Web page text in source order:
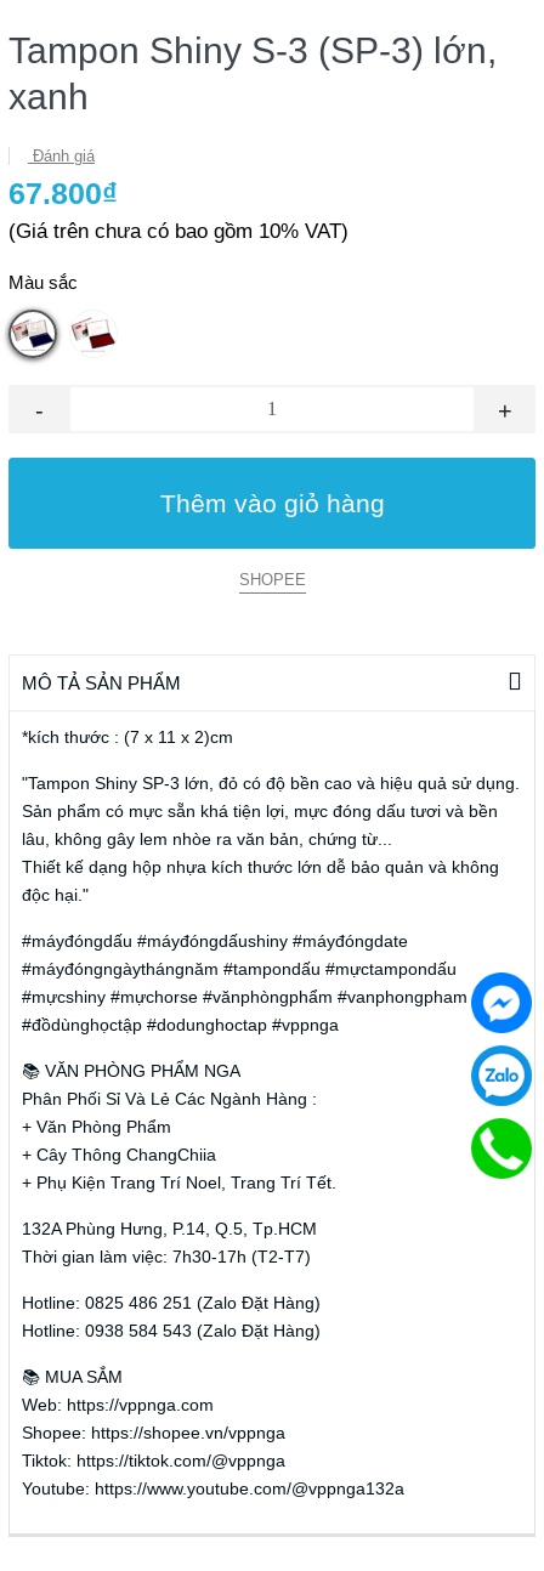
Tampon Shiny S-3 (SP-3) lớn,
xanh
Đánh giá
67.800₫
(Giá trên chưa có bao gồm 10% VAT)
Màu sắc
- +
Thêm vào giỏ hàng
SHOPEE
MÔ TẢ SẢN PHẨM
*kích thước : (7 x 11 x 2)cm
"Tampon Shiny SP-3 lớn, đỏ có độ bền cao và hiệu quả sử dụng.
Sản phẩm có mực sẵn khá tiện lợi, mực đóng dấu tươi và bền
lâu, không gây lem nhòe ra văn bản, chứng từ...
Thiết kế dạng hộp nhựa kích thước lớn dễ bảo quản và không
độc hại."
#máyđóngdấu #máyđóngdấushiny #máyđóngdate
#máyđóngngàythángnăm #tampondấu #mựctampondấu
#mựcshiny #mựchorse #vănphòngphẩm #vanphongpham
#đồdùnghọctập #dodunghoctap #vppnga
📚 VĂN PHÒNG PHẨM NGA
Phân Phối Sỉ Và Lẻ Các Ngành Hàng :
+ Văn Phòng Phẩm
+ Cây Thông ChangChiia
+ Phụ Kiện Trang Trí Noel, Trang Trí Tết.
132A Phùng Hưng, P.14, Q.5, Tp.HCM
Thời gian làm việc: 7h30-17h (T2-T7)
Hotline: 0825 486 251 (Zalo Đặt Hàng)
Hotline: 0938 584 543 (Zalo Đặt Hàng)
📚 MUA SẮM
Web: https://vppnga.com
Shopee: https://shopee.vn/vppnga
Tiktok: https://tiktok.com/@vppnga
Youtube: https://www.youtube.com/@vppnga132a